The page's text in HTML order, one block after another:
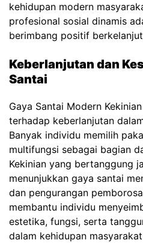
kehidupan modern
profesional sosial dinamis
berimbang positif
Keberlanjutan dan
Santai
Gaya Santai Modern
terhadap keberlanjutan
Banyak individu memilih
multifungsi sebagai bagian
Kekinian yang bertanggung
menunjukkan gaya santai
dan pengurangan
membantu individu
estetika, fungsi, serta
dalam kehidupan